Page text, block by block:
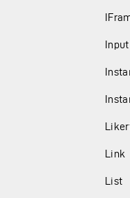
Input
Link
List